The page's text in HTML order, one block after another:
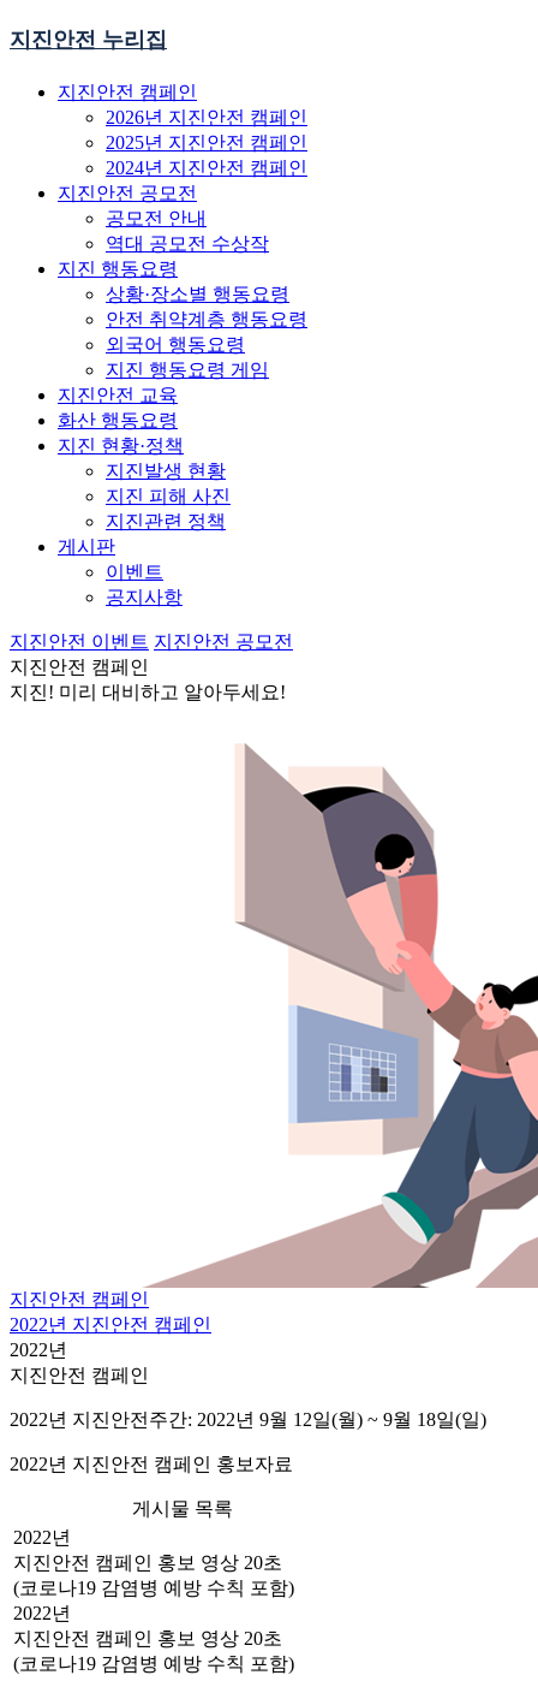
지진안전 누리집
지진안전 캠페인
2026년 지진안전 캠페인
2025년 지진안전 캠페인
2024년 지진안전 캠페인
지진안전 공모전
공모전 안내
역대 공모전 수상작
지진 행동요령
상황·장소별 행동요령
안전 취약계층 행동요령
외국어 행동요령
지진 행동요령 게임
지진안전 교육
화산 행동요령
지진 현황·정책
지진발생 현황
지진 피해 사진
지진관련 정책
게시판
이벤트
공지사항
지진안전 이벤트 지진안전 공모전
지진안전 캠페인
지진! 미리 대비하고 알아두세요!
지진안전 캠페인
2022년 지진안전 캠페인
2022년
지진안전 캠페인
2022년 지진안전주간: 2022년 9월 12일(월) ~ 9월 18일(일)
2022년 지진안전 캠페인 홍보자료
게시물 목록
2022년
지진안전 캠페인 홍보 영상 20초
(코로나19 감염병 예방 수칙 포함)
2022년
지진안전 캠페인 홍보 영상 20초
(코로나19 감염병 예방 수칙 포함)